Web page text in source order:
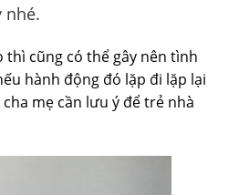
nhé.
thì cũng có thể gây nên tình
hành động đó lặp đi lặp lại
mẹ cần lưu ý để trẻ nhà